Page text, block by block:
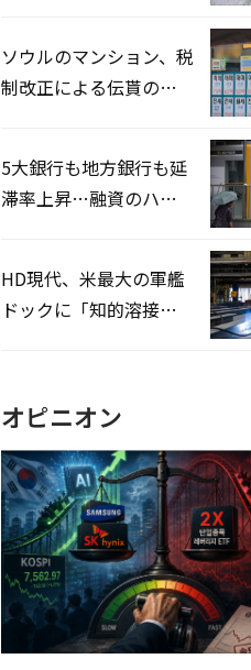
ソウルのマンション、税
制改正による伝貰の月
5大銀行も地方銀行も延
滞率上昇…融資のハー
HD現代、米最大の軍艦
ドックに「知的溶接」
オピニオン